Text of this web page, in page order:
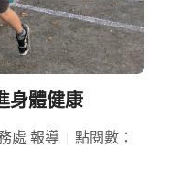
身體健康
處 報導
點閱數：